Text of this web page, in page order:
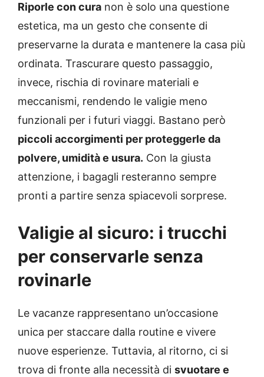
Riporle con cura non è solo una questione
estetica, ma un gesto che consente di
preservarne la durata e mantenere la casa più
ordinata. Trascurare questo passaggio,
invece, rischia di rovinare materiali e
meccanismi, rendendo le valigie meno
funzionali per i futuri viaggi. Bastano però
piccoli accorgimenti per proteggerle da
polvere, umidità e usura. Con la giusta
attenzione, i bagagli resteranno sempre
pronti a partire senza spiacevoli sorprese.
Valigie al sicuro: i trucchi
per conservarle senza
rovinarle
Le vacanze rappresentano un’occasione
unica per staccare dalla routine e vivere
nuove esperienze. Tuttavia, al ritorno, ci si
trova di fronte alla necessità di svuotare e